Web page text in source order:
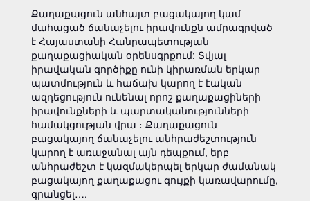
Քաղաքացուն անհայտ բացակայող կամ
մահացած ճանաչելու իրավունքն ամրագրված
է Հայաստանի Հանրապետության
քաղաքացիական օրենսգրքում: Տվյալ
իրավական գործիքը ունի կիրառման երկար
պատմություն և հաճախ կարող է էական
ազդեցություն ունենալ որոշ քաղաքացիների
իրավունքների և պարտականությունների
համակցության վրա ։ Քաղաքացուն
բացակայող ճանաչելու անհրաժեշտություն
կարող է առաջանալ այն դեպքում, երբ
անհրաժեշտ է կազմակերպել երկար ժամանակ
բացակայող քաղաքացու գույքի կառավարումը,
գրանցել….